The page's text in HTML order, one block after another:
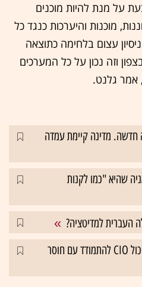
על מנת להיות מוכנים
מוכנות והיערכות כנגד כל
עצום בלחימה כתוצאה
וזה נכון על כל המערכים
אמר גלנט.
חדשה. מדינה קיימת עמדה
שהיא "כמו לקנות
העברית למדיטציה?
מודל "הבית הטכנולוגי": כיצד יכול CIO להתמודד עם חוסר